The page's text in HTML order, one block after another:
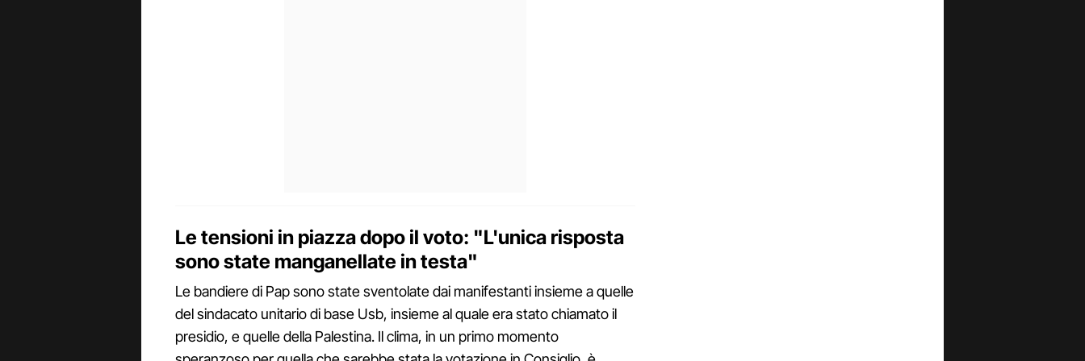
Le tensioni in piazza dopo il voto: "L'unica risposta
sono state manganellate in testa"
Le bandiere di Pap sono state sventolate dai manifestanti insieme a quelle
del sindacato unitario di base Usb, insieme al quale era stato chiamato il
presidio, e quelle della Palestina. Il clima, in un primo momento